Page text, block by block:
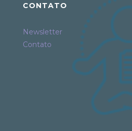
CONTATO
Newsletter
Contato